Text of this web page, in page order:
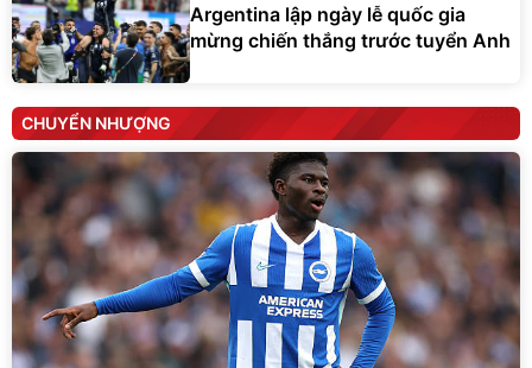
Argentina lập ngày lễ quốc gia
mừng chiến thắng trước tuyển Anh
CHUYỂN NHƯỢNG